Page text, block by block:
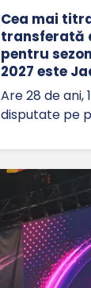
Cea mai
transferată
pentru
2027 este
Are 28 de ani,
disputate pe